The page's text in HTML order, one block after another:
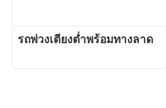
รถพ่วงเตียงต่ำพร้อมทางลาด